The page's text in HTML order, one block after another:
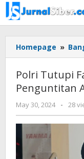
Skip
to
content
Homepage »
Polri Tutupi
Penguntitan
May 30, 2024
by
- 28